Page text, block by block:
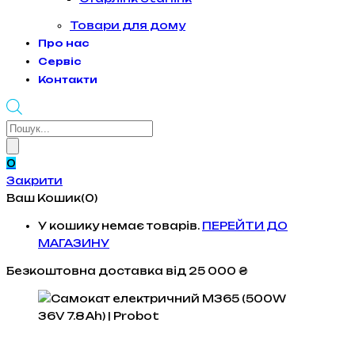
Товари для дому
Про нас
Сервіс
Контакти
Products
0
Закрити
Ваш Кошик(0)
У кошику немає товарів. ПЕРЕЙТИ ДО
МАГАЗИНУ
Безкоштовна доставка від 25 000 ₴